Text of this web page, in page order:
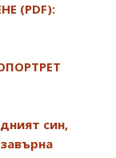
(PDF):
син,